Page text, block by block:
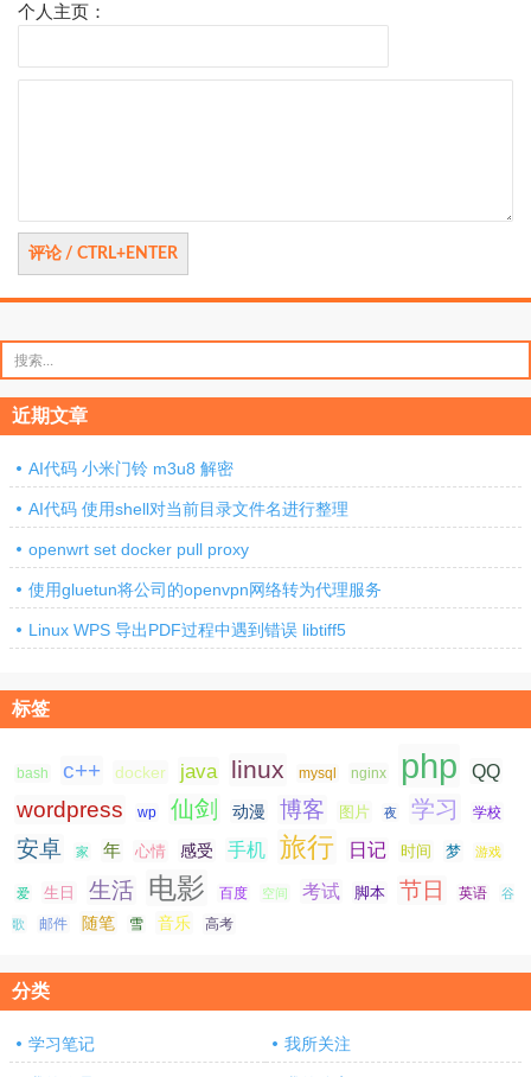
个人主页：
索：
近期文章
AI代码 小米门铃 m3u8 解密
AI代码 使用shell对当前目录文件名进行整理
openwrt set docker pull proxy
使用gluetun将公司的openvpn网络转为代理服务
Linux WPS 导出PDF过程中遇到错误 libtiff5
标签
bash c++ docker java linux mysql nginx php QQ
wordpress wp 仙剑 动漫 博客 图片 夜 学习 学校
安卓 家 年 心情 感受 手机 旅行 日记 时间 梦 游戏
爱 生日 生活 电影 百度 空间 考试 脚本 节日 英语 谷
歌 邮件 随笔 雪 音乐 高考
分类
学习笔记 我所关注